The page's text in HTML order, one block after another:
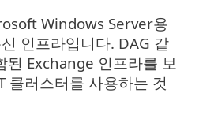
Windows Server용
인프라입니다. DAG 같
된 Exchange 인프라를 보
클러스터를 사용하는 것